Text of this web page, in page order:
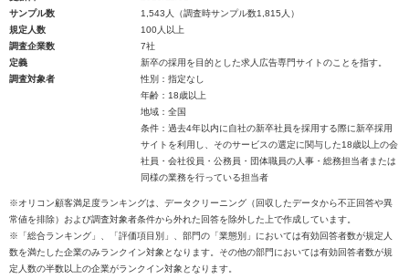
サンプル数
1,543人（調査時サンプル数1,815人）
規定人数
100人以上
調査企業数
7社
定義
新卒の採用を目的とした求人広告専門サイトのことを指す。
調査対象者
性別：指定なし
年齢：18歳以上
地域：全国
条件：過去4年以内に自社の新卒社員を採用する際に新卒採用
サイトを利用し、そのサービスの選定に関与した18歳以上の会
社員・会社役員・公務員・団体職員の人事・総務担当者または
同様の業務を行っている担当者
※オリコン顧客満足度ランキングは、データクリーニング（回収したデータから不正回答や異
常値を排除）および調査対象者条件から外れた回答を除外した上で作成しています。
※「総合ランキング」、「評価項目別」、部門の「業態別」においては有効回答者数が規定人
数を満たした企業のみランクイン対象となります。その他の部門においては有効回答者数が規
定人数の半数以上の企業がランクイン対象となります。